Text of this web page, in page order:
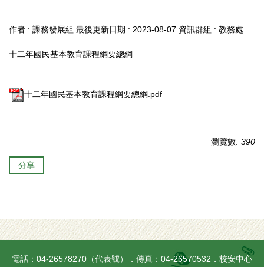
作者 : 課務發展組 最後更新日期 : 2023-08-07 資訊群組 : 教務處
十二年國民基本教育課程綱要總綱
十二年國民基本教育課程綱要總綱.pdf
瀏覽數: 390
分享
電話：04-26578270（代表號）．傳真：04-26570532．校安中心